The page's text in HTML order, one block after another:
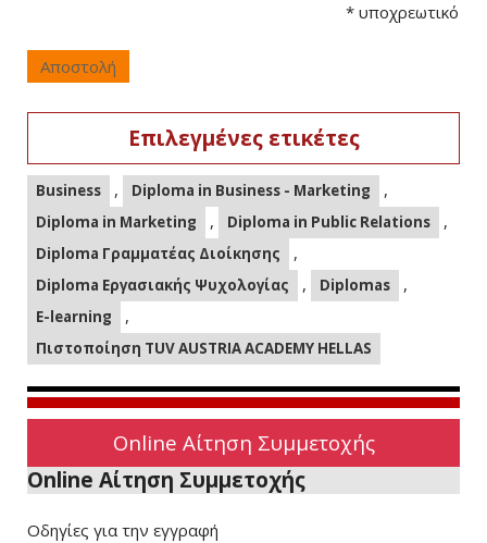
* υποχρεωτικό
Αποστολή
Επιλεγμένες ετικέτες
Business , Diploma in Business - Marketing ,
Diploma in Marketing , Diploma in Public Relations ,
Diploma Γραμματέας Διοίκησης ,
Diploma Εργασιακής Ψυχολογίας , Diplomas ,
E-learning ,
Πιστοποίηση TUV AUSTRIA ACADEMY HELLAS
Online Αίτηση Συμμετοχής
Online Αίτηση Συμμετοχής
Οδηγίες για την εγγραφή